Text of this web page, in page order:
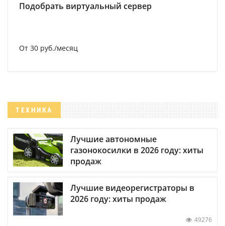
Подобрать виртуальный сервер
От 30 руб./месяц
ТЕХНИКА
Лучшие автономные
газонокосилки в 2026 году: хиты
продаж
Лучшие видеорегистраторы в
2026 году: хиты продаж
49276